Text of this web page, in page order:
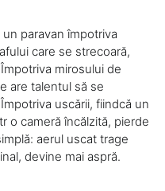
paravan împotriva
care se strecoară,
mirosului de
are talentul să se
uscării, fiindcă un
o cameră încălzită, pierde
aerul uscat trage
devine mai aspră.